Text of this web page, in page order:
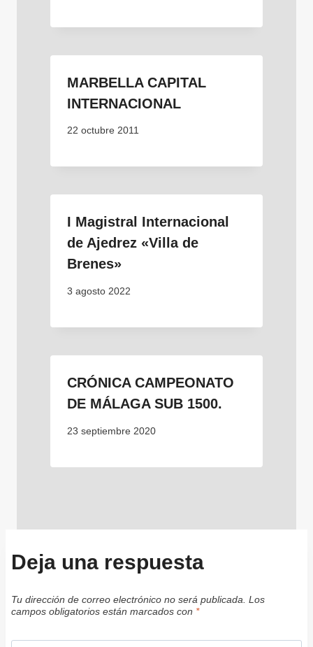
MARBELLA CAPITAL
INTERNACIONAL
22 octubre 2011
I Magistral Internacional
de Ajedrez «Villa de
Brenes»
3 agosto 2022
CRÓNICA CAMPEONATO
DE MÁLAGA SUB 1500.
23 septiembre 2020
Deja una respuesta
Tu dirección de correo electrónico no será publicada. Los
campos obligatorios están marcados con *